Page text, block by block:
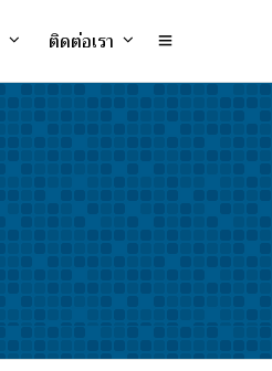
ติดต่อเรา